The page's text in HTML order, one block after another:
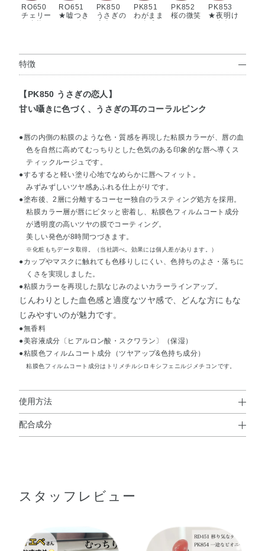
RO650
チェリー
RO651
★嘘つき
PK850
うさぎの
PK851
わがまま
PK852
桜の微笑
PK853
★夜明け
ピオニー
特徴
【PK850 うさぎの恋人】
甘い囁きに色づく、うさぎの耳のコーラルピンク
●唇の内側の粘膜のような色・質感を再現した粘膜カラーが、唇の血
色を自然に高めてむっちりとした色気のある印象的な唇へ導くス
ティックルージュです。
●するすると軽い塗り心地でなめらかに唇へフィット。
みずみずしいツヤ感あふれる仕上がりです。
●塗布後、2層に分離するコーセー独自のラスティング処方を採用。
粘膜カラー層が唇にピタッと密着し、粘膜色フィルムコート成分
が透明度の高いツヤの膜でコーティング。
美しい発色が8時間つづきます。
※化粧もちデータ取得。（当社調べ。効果には個人差があります。）
●カップやマスクに触れても色移りしにくい、色持ちのよさ・落ちに
くさを実現しました。
●粘膜カラーを再現した肌なじみのよいカラーラインアップ。
じんわりとした血色感と適度なツヤ感で、どんな方にもな
じみやすいのが魅力です。
●無香料
●美容液成分〔ヒアルロン酸・スクワラン〕（保湿）
●粘膜色フィルムコート成分（ツヤアップ&色持ち成分）
粘膜色フィルムコート成分はトリメチルシロキシフェニルジメチコンです。
使用方法
使用方法
※落とすときはポイントメイクアップリムーバーのご使用をおすす
めします。
配合成分
ン・テトラエチルヘキサン酸ペンタエリスリチル・トリイ
トリン・DPG・トコフェロール・ヒアルロン酸Na・BHT・
スタッフレビュー